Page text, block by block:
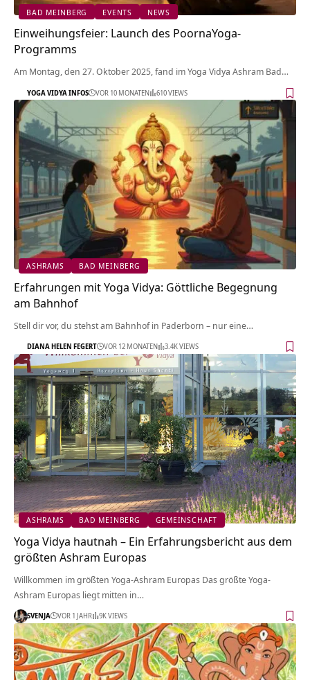
BAD MEINBERG EVENTS NEWS
Einweihungsfeier: Launch des PoornaYoga-
Programms
Am Montag, den 27. Oktober 2025, fand im Yoga Vidya Ashram Bad…
YOGA VIDYA INFOS VOR 10 MONATEN 610 VIEWS
ASHRAMS BAD MEINBERG
Erfahrungen mit Yoga Vidya: Göttliche Begegnung
am Bahnhof
Stell dir vor, du stehst am Bahnhof in Paderborn – nur eine…
DIANA HELEN FEGERT VOR 12 MONATEN 3.4K VIEWS
ASHRAMS BAD MEINBERG GEMEINSCHAFT
Yoga Vidya hautnah – Ein Erfahrungsbericht aus dem
größten Ashram Europas
Willkommen im größten Yoga-Ashram Europas Das größte Yoga-
Ashram Europas liegt mitten in…
SVENJA VOR 1 JAHR 9K VIEWS